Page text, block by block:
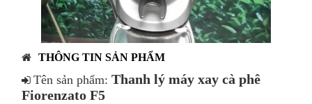
THÔNG TIN SẢN PHẨM
Tên sản phẩm:Thanh lý máy xay cà phê
Fiorenzato F5